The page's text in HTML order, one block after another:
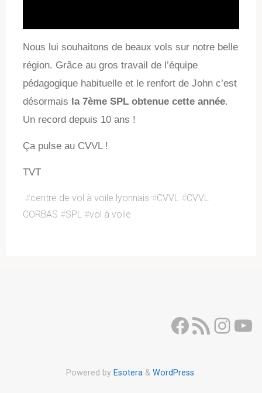
Nous lui souhaitons de beaux vols sur notre belle
région. Grâce au gros travail de l’équipe
pédagogique habituelle et le renfort de John c’est
désormais la 7ème SPL obtenue cette année.
Un record depuis 10 ans !
Ça pulse au CVVL !
TVT
#centre de vol à voile lyonnais #CVVL #CVVL
CORBAS #SPL #vol à voile
Facebook
Flux RSS
Powered by Esotera & WordPress.